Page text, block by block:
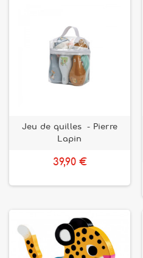
Jeu de quilles - Pierre
Lapin
39,90 €